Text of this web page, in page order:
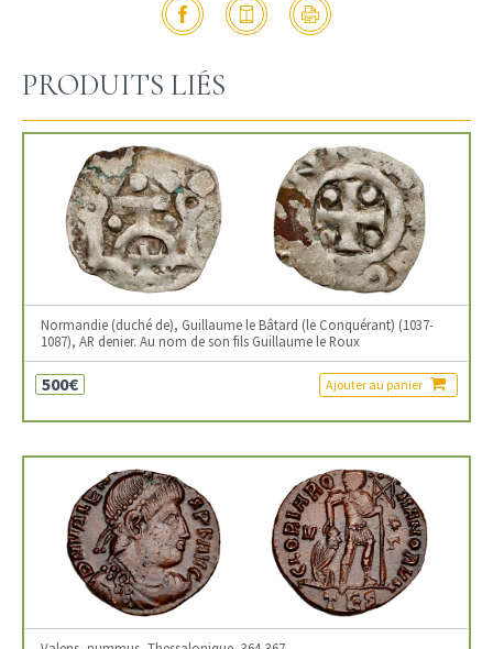
PRODUITS LIÉS
Normandie (duché de), Guillaume le Bâtard (le Conquérant) (1037-
1087), AR denier. Au nom de son fils Guillaume le Roux
500€ Ajouter au panier